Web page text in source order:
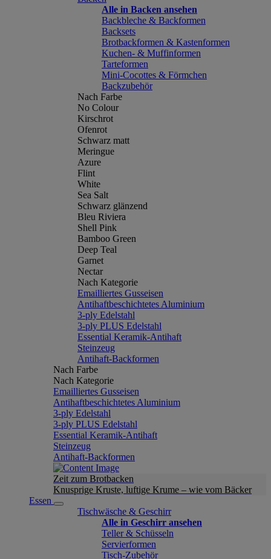
Alle in Backen ansehen
Backbleche & Backformen
Backsets
Brotbackformen & Kastenformen
Kuchen- & Muffinformen
Tarteformen
Mini-Cocottes & Förmchen
Backzubehör
Nach Farbe
No Colour
Kirschrot
Ofenrot
Schwarz matt
Meringue
Azure
Flint
White
Sea Salt
Schwarz glänzend
Bleu Riviera
Shell Pink
Bamboo Green
Deep Teal
Garnet
Nectar
Nach Kategorie
Emailliertes Gusseisen
Antihaftbeschichtetes Aluminium
3-ply Edelstahl
3-ply PLUS Edelstahl
Essential Keramik-Antihaft
Steinzeug
Antihaft-Backformen
Nach Farbe
Nach Kategorie
Emailliertes Gusseisen
Antihaftbeschichtetes Aluminium
3-ply Edelstahl
3-ply PLUS Edelstahl
Essential Keramik-Antihaft
Steinzeug
Antihaft-Backformen
Zeit zum Brotbacken
Knusprige Kruste, luftige Krume – wie vom Bäcker
Essen
Tischwäsche & Geschirr
Alle in Geschirr ansehen
Teller & Schüsseln
Servierformen
Tisch-Zubehör